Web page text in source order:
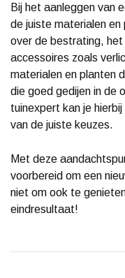
Bij het aanleggen van
de juiste materialen
over de bestrating,
accessoires zoals
materialen en planten
die goed gedijen in de
tuinexpert kan je
van de juiste keuzes.
Met deze
voorbereid om een
niet om ook te
eindresultaat!